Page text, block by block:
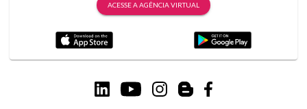
ACESSE A AGÊNCIA VIRTUAL